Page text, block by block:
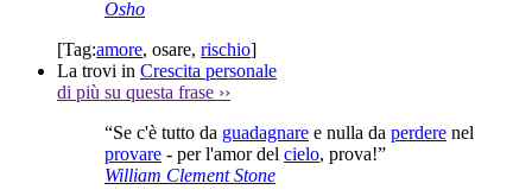
Osho
[Tag:amore, osare, rischio]
La trovi in Crescita personale
di più su questa frase ››
“Se c'è tutto da guadagnare e nulla da perdere nel
provare - per l'amor del cielo, prova!”
William Clement Stone